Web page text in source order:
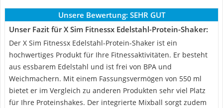
Unsere Bewertung: SEHR GUT
Unser Fazit für X Sim Fitnessx Edelstahl-Protein-Shaker:
Der X Sim Fitnessx Edelstahl-Protein-Shaker ist ein
hochwertiges Produkt für Ihre Fitnessaktivitäten. Er besteht
aus essbarem Edelstahl und ist frei von BPA und
Weichmachern. Mit einem Fassungsvermögen von 550 ml
bietet er im Vergleich zu anderen Produkten sehr viel Platz
für Ihre Proteinshakes. Der integrierte Mixball sorgt zudem